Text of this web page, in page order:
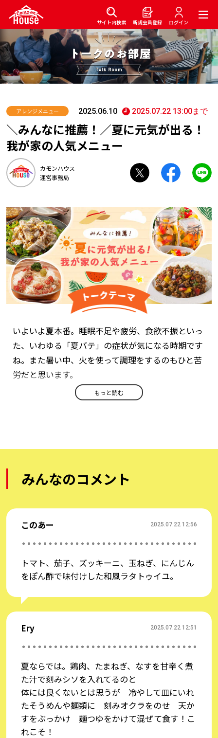
サイト内検索 新規会員登録 ログイン
アレンジメニュー 2025.06.10 2025.07.22 13:00まで
＼みんなに推薦！／夏に元気が出る！
我が家の人気メニュー
カモンハウス
運営事務局
いよいよ夏本番。睡眠不足や疲労、食欲不振といっ
た、いわゆる「夏バテ」の症状が気になる時期です
ね。また暑い中、火を使って調理をするのもひと苦
労だと思います。
今回は、「夏に元気が出る！我が家の人気メニュ
気に乗り越えましょう！
＞＞ページ下部の『ログインして「コメント」する』
＜コメント投稿例＞
●毎年ピクルスを作っています。キュウリ・ミョウ
ガがおすすめです！！
●夏野菜を使ってカレーを作ります♪食欲がわいて
きます！
🌼🌼おすすめ情報🌼🌼
★おうちで流しそうめんが楽しめる「タカラトミー
アーツ ザ・そうめんスライダー」や「揖保乃糸上級
品300g＋チューブ調味料5点セット」が当たるチャ
ンス！★
「新感覚そうめんアレンジレシピを楽しもう！！キ
ャンペーン」お試しキャンペーン」実施中！
もっと読む
みんなのコメント
このあー 2025.07.22 12:56
トマト、茄子、ズッキーニ、玉ねぎ、にんじん
をぽん酢で味付けした和風ラタトゥイユ。
Ery 2025.07.22 12:51
夏ならでは。鶏肉、たまねぎ、なすを甘辛く煮
た汁で刻みシソを入れてるのと
体には良くないとは思うが 冷やして皿にいれ
たそうめんや麺類に 刻みオクラをのせ 天か
すをぶっかけ 麺つゆをかけて混ぜて食す！こ
れこそ！